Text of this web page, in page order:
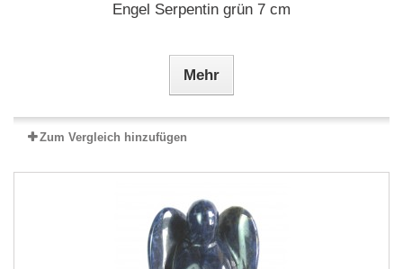
Engel Serpentin grün 7 cm
Mehr
Zum Vergleich hinzufügen